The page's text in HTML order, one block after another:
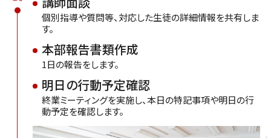
個別指導や質問等、対応した生徒の詳細情報を共有しま
す。
本部報告書類作成
1日の報告をします。
明日の行動予定確認
終業ミーティングを実施し、本日の特記事項や明日の行
動予定を確認します。